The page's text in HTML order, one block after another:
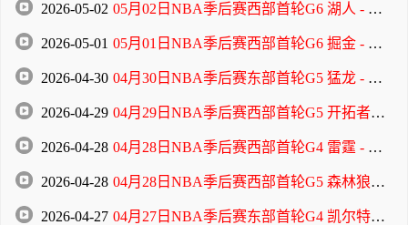
2026-05-02 05月02日NBA季后赛西部首轮G6 湖人 - 火箭 全场录像
2026-05-01 05月01日NBA季后赛西部首轮G6 掘金 - 森林狼 全场录像
2026-04-30 04月30日NBA季后赛东部首轮G5 猛龙 - 骑士 全场录像
2026-04-29 04月29日NBA季后赛西部首轮G5 开拓者 - 马刺 全场录像
2026-04-28 04月28日NBA季后赛西部首轮G4 雷霆 - 太阳 全场录像
2026-04-28 04月28日NBA季后赛西部首轮G5 森林狼 - 掘金 全场录像
2026-04-27 04月27日NBA季后赛东部首轮G4 凯尔特人 - 76人 全场录像